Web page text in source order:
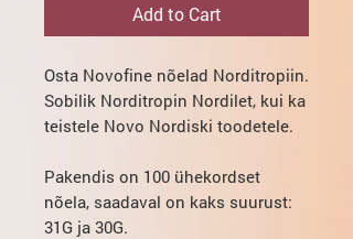
Add to Cart
Osta Novofine nõelad Norditropiin.
Sobilik Norditropin Nordilet, kui ka
teistele Novo Nordiski toodetele.
Pakendis on 100 ühekordset
nõela, saadaval on kaks suurust:
31G ja 30G.